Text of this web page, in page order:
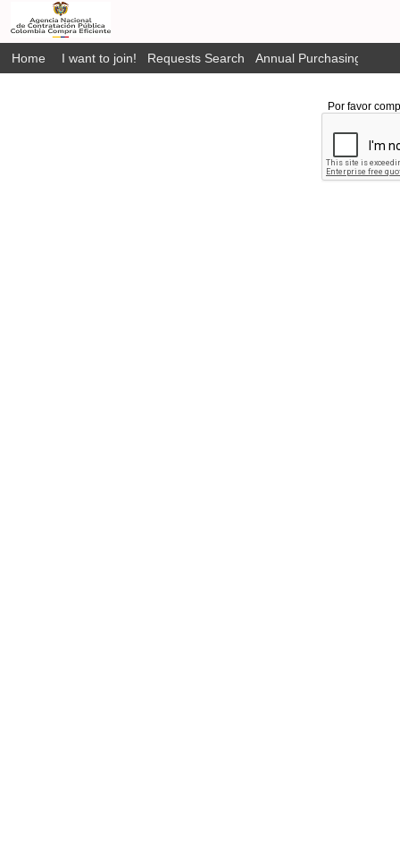
Home I want to join! Requests Search Annual Purchasing Plan
Por favor